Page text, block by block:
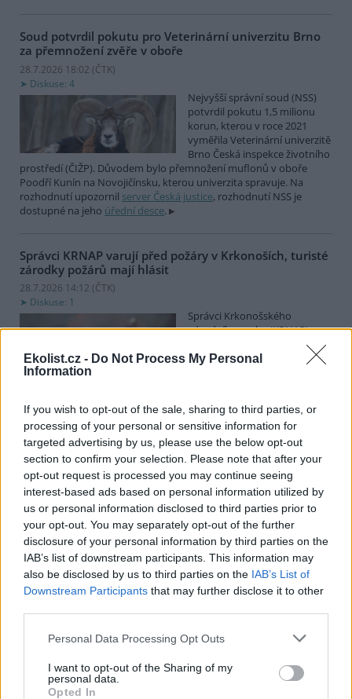
Ekolist.cz - Do Not Process My Personal
Information
If you wish to opt-out of the sale, sharing to third parties, or
processing of your personal or sensitive information for
targeted advertising by us, please use the below opt-out
section to confirm your selection. Please note that after your
opt-out request is processed you may continue seeing
interest-based ads based on personal information utilized by
us or personal information disclosed to third parties prior to
your opt-out. You may separately opt-out of the further
disclosure of your personal information by third parties on the
IAB’s list of downstream participants. This information may
also be disclosed by us to third parties on the IAB’s List of
Downstream Participants that may further disclose it to other
Personal Data Processing Opt Outs
I want to opt-out of the Sharing of my
personal data.
Opted In
Soud potvrdil pokutu pro Veterinární univerzitu Brno
za přemnožení zvěře v oboře
28.7.2026 18:02 (ČTK)
Diskuse: 4
Nejvyšší správní soud (NSS)
potvrdil pokutu 1,5 milionu
korun, kterou v roce 2021
vyměřila Veterinární univerzitě
Brno Česká inspekce životního
prostředí (ČIŽP). Důvodem bylo přemnožení muflonů v oboře
Poodří Kunín na Novojičínsku, kterou univerzita spravuje. Na
rozhodnutí upozornil server Česká justice, rozhodnutí NSS je
dostupné na jeho úřední desce.
Správci KRNAP varují před požáry v Krkonoších, turisté
zárodky požárů mají hlásit
28.7.2026 14:12 (ČTK)
Diskuse: 1
Správci Krkonošského
národního parku (KRNAP)
vyzývají návštěvníky Krkonoš,
aby ihned hlásili jakýkoli
požárů v příštích dnech poroste, řekl ČTK mluvčí Správy KRNAP
Radek Drahný. Podle meteorologů přichází další vlna veder, od
čtvrtka se budou teploty blížit 40 stupňům Celsia. Teplo bude i na
horách, pršet nemá.
Lvice Elsa, kterou stát zabavil Vémolovi, bude mít nový
domov v Nizozemsku
28.7.2026 14:03 (
Lvice Elsa, kterou na začátku
června ministerstvo životního
prostředí (MŽP) zabavilo z
nelegálního chovu zápasníka
zahrady šelma zamíří do centra pro velké kočkovité šelmy
Felida,
sdělilo ČTK ministerstvo. Nizozemská stanice se stará i o tygra
Tajmira a lva Mera, kteří také pocházejí z nevyhovujících
soukromých chovů v České republice.